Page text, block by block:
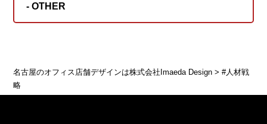
- OTHER
名古屋のオフィス店舗デザインは株式会社Imaeda Design >#人材戦
略